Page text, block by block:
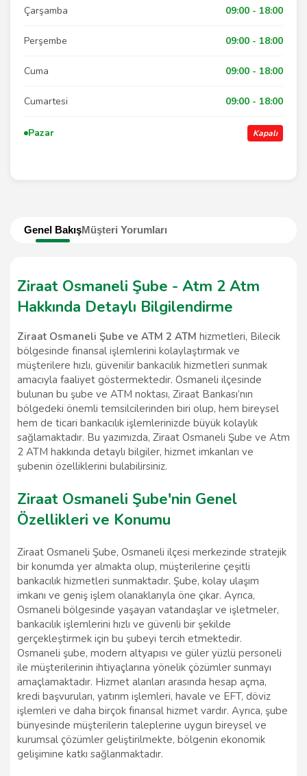
Genel BakışMüşteri Yorumları
Ziraat Osmaneli Şube - Atm 2 Atm
Hakkında Detaylı Bilgilendirme
Ziraat Osmaneli Şube ve ATM 2 ATM hizmetleri, Bilecik
bölgesinde finansal işlemlerini kolaylaştırmak ve
müşterilere hızlı, güvenilir bankacılık hizmetleri sunmak
amacıyla faaliyet göstermektedir. Osmaneli ilçesinde
bulunan bu şube ve ATM noktası, Ziraat Bankası’nın
bölgedeki önemli temsilcilerinden biri olup, hem bireysel
hem de ticari bankacılık işlemlerinizde büyük kolaylık
sağlamaktadır. Bu yazımızda, Ziraat Osmaneli Şube ve Atm
2 ATM hakkında detaylı bilgiler, hizmet imkanları ve
şubenin özelliklerini bulabilirsiniz.
Ziraat Osmaneli Şube'nin Genel
Özellikleri ve Konumu
Ziraat Osmaneli Şube, Osmaneli ilçesi merkezinde stratejik
bir konumda yer almakta olup, müşterilerine çeşitli
bankacılık hizmetleri sunmaktadır. Şube, kolay ulaşım
imkanı ve geniş işlem olanaklarıyla öne çıkar. Ayrıca,
Osmaneli bölgesinde yaşayan vatandaşlar ve işletmeler,
bankacılık işlemlerini hızlı ve güvenli bir şekilde
gerçekleştirmek için bu şubeyi tercih etmektedir.
Osmaneli şube, modern altyapısı ve güler yüzlü personeli
ile müşterilerinin ihtiyaçlarına yönelik çözümler sunmayı
amaçlamaktadır. Hizmet alanları arasında hesap açma,
kredi başvuruları, yatırım işlemleri, havale ve EFT, döviz
işlemleri ve daha birçok finansal hizmet vardır. Ayrıca, şube
bünyesinde müşterilerin taleplerine uygun bireysel ve
kurumsal çözümler geliştirilmekte, bölgenin ekonomik
gelişimine katkı sağlanmaktadır.
Çarşamba 09:00 - 18:00
Perşembe 09:00 - 18:00
Cuma 09:00 - 18:00
Cumartesi 09:00 - 18:00
Pazar Kapalı